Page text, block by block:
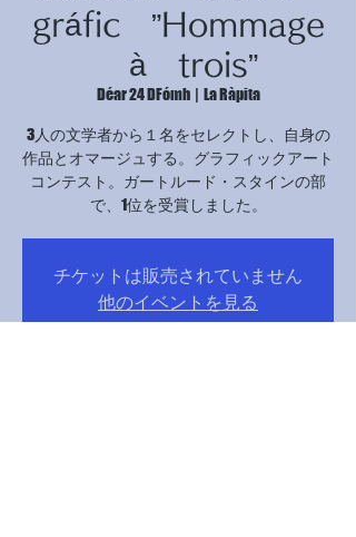
gráfic ”Hommage
à trois”
Déar 24 DFómh
  |
La Ràpita
3人の文学者から１名をセレクトし、自身の
作品とオマージュする。グラフィックアート
コンテスト。ガートルード・スタインの部
で、1位を受賞しました。
チケットは販売されていません
他のイベントを見る